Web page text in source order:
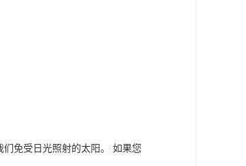
免受日光照射的太阳。 如果您